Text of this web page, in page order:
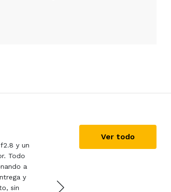
y un
Todo
a
y
sin
Ver todo